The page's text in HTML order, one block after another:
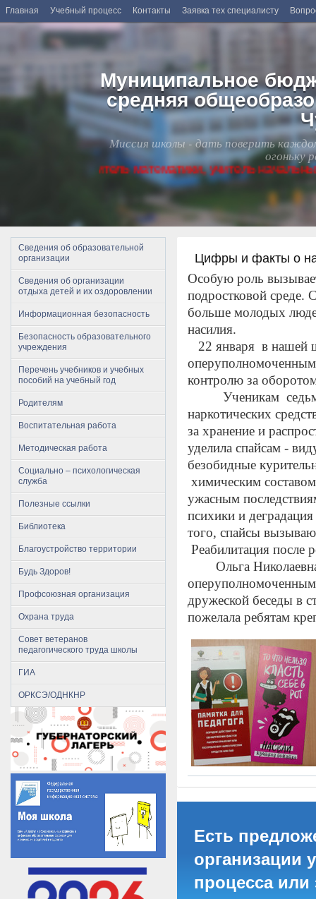
Главная Учебный процесс Контакты Заявка тех специалисту
Муниципальное
средняя
Миссия школы - дать поверить
огоньку
учитель математики, учитель начальных
Сведения об образовательной
организации
Сведения об организации
отдыха детей и их оздоровлении
Информационная безопасность
Безопасность образовательного
учреждения
Перечень учебников и учебных
пособий на учебный год
Родителям
Воспитательная работа
Методическая работа
Социально – психологическая
служба
Полезные ссылки
Библиотека
Благоустройство территории
Будь Здоров!
Профсоюзная организация
Охрана труда
Совет ветеранов
педагогического труда школы
ГИА
ОРКСЭ/ОДНКНР
Цифры и факты о
Особую роль
подростковой среде.
больше молодых
насилия.
22 января в нашей
контролю за
Ученикам седьмых
наркотических
за хранение и
уделила спайсам -
безобидные
химическим
ужасным
психики и
того, спайсы
Реабилитация после
Ольга Николаевна
дружеской беседы в
пожелала ребятам
Есть
организации
процесса или